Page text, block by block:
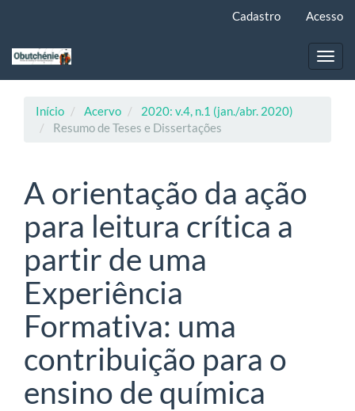
principal
Cadastro Acesso
Início Acervo
2020: v.4, n.1 (jan./abr. 2020)
Resumo de Teses e Dissertações
A orientação da ação
para leitura crítica a
partir de uma
Experiência
Formativa: uma
contribuição para o
ensino de química